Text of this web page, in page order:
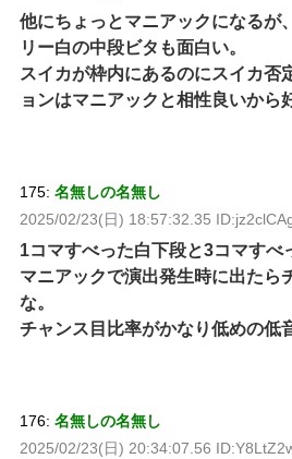
他にちょっとマニアックになるが
リー白の中段ビタも面白い。
スイカが枠内にあるのにスイカ否
ョンはマニアックと相性良いから
175: 名無しの名無し
2025/02/23(日) 18:57:32.35
1コマすべった白下段と3コマすべ
マニアックで演出発生時に出たら
な。
チャンス目比率がかなり低めの低
176: 名無しの名無し
2025/02/23(日) 20:34:07.56